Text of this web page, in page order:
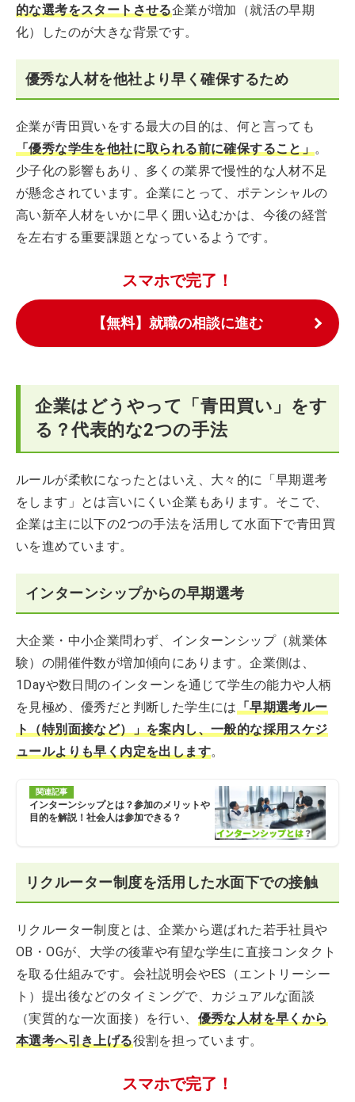
的な選考をスタートさせる企業が増加（就活の早期
化）したのが大きな背景です。
優秀な人材を他社より早く確保するため
企業が青田買いをする最大の目的は、何と言っても
「優秀な学生を他社に取られる前に確保すること」。
少子化の影響もあり、多くの業界で慢性的な人材不足
が懸念されています。企業にとって、ポテンシャルの
高い新卒人材をいかに早く囲い込むかは、今後の経営
を左右する重要課題となっているようです。
スマホで完了！
【無料】就職の相談に進む
企業はどうやって「青田買い」をす
る？代表的な2つの手法
ルールが柔軟になったとはいえ、大々的に「早期選考
をします」とは言いにくい企業もあります。そこで、
企業は主に以下の2つの手法を活用して水面下で青田買
いを進めています。
インターンシップからの早期選考
大企業・中小企業問わず、インターンシップ（就業体
験）の開催件数が増加傾向にあります。企業側は、
1Dayや数日間のインターンを通じて学生の能力や人柄
を見極め、優秀だと判断した学生には「早期選考ルー
ト（特別面接など）」を案内し、一般的な採用スケジ
ュールよりも早く内定を出します。
関連記事
インターンシップとは？参加のメリットや
目的を解説！社会人は参加できる？
リクルーター制度を活用した水面下での接触
リクルーター制度とは、企業から選ばれた若手社員や
OB・OGが、大学の後輩や有望な学生に直接コンタクト
を取る仕組みです。会社説明会やES（エントリーシー
ト）提出後などのタイミングで、カジュアルな面談
（実質的な一次面接）を行い、 優秀な人材を早くから
本選考へ引き上げる役割を担っています。
スマホで完了！